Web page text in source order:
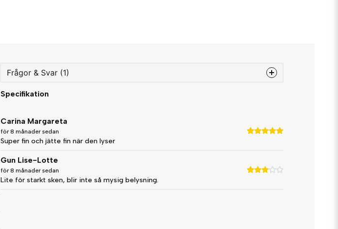
Frågor & Svar (1)
question
name
Namn email
Mejladress
Specifikation
Carina Margareta
för 8 månader sedan
Super fin och jätte fin när den lyser
Gun Lise-Lotte
för 8 månader sedan
Lite för starkt sken, blir inte så mysig belysning.